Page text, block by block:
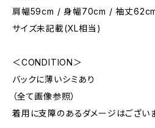
肩幅59cm / 身幅70cm / 袖丈
サイズ未記載(XL相当)
＜CONDITION＞
バックに薄いシミあり
（全て画像参照）
着用に支障のあるダメージはございま